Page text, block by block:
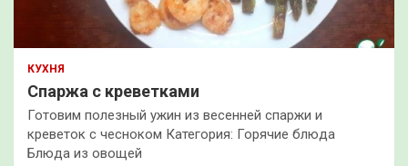
КУХНЯ
Спаржа с креветками
Готовим полезный ужин из весенней спаржи и
креветок с чесноком Категория: Горячие блюда
Блюда из овощей